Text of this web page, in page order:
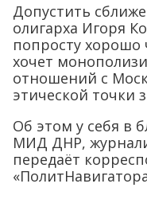
Допустить
олигарха Игоря
попросту хорошо
хочет
отношений с
этической точки
Об этом у себя в
МИД ДНР,
передаёт